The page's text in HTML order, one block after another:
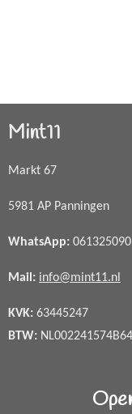
Mint11
Markt 67
5981 AP Panningen
WhatsApp:
Mail: info@mint11.nl
KVK: 63445247
BTW: NL002241574B64